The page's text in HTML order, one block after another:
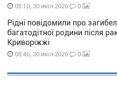
08:10, 30 июл 2026 0
Рідні повідомили про
багатодітної родини після
Криворіжжі
08:46, 30 июл 2026 0